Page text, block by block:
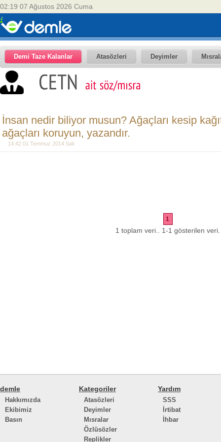
02:19 07 Ağustos 2026 Cuma
Demi Taze Kalanlar Atasözleri Deyimler
İnsan nedir biliyor musun? Ağaçları kesip
ağaçları koruyun, yazandır.
14:42 01 Temmuz 2014 Salı
1
1 toplam veri.. 1-1 gösterilen veri.
demle
Hakkımızda
Ekibimiz
Basın
Kategoriler
Atasözleri
Deyimler
Mısralar
Özlüsözler
Replikler
Yardım
SSS
İrtibat
İhbar